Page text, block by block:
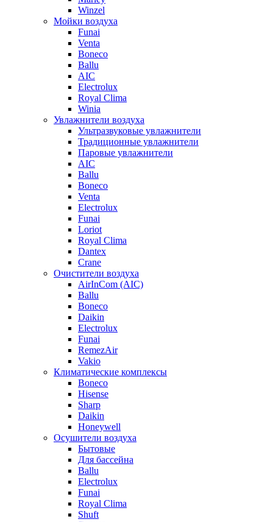
Winzel
Мойки воздуха
Funai
Venta
Boneco
Ballu
AIC
Electrolux
Royal Clima
Winia
Увлажнители воздуха
Ультразвуковые увлажнители
Традиционные увлажнители
Паровые увлажнители
AIC
Ballu
Boneco
Venta
Electrolux
Funai
Loriot
Royal Clima
Dantex
Crane
Очистители воздуха
AirInCom (AIC)
Ballu
Boneco
Daikin
Electrolux
Funai
RemezAir
Vakio
Климатические комплексы
Boneco
Hisense
Sharp
Daikin
Honeywell
Осушители воздуха
Бытовые
Для бассейна
Ballu
Electrolux
Funai
Royal Clima
Shuft